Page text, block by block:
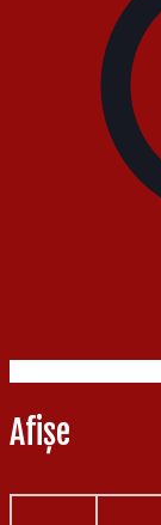
Afișe